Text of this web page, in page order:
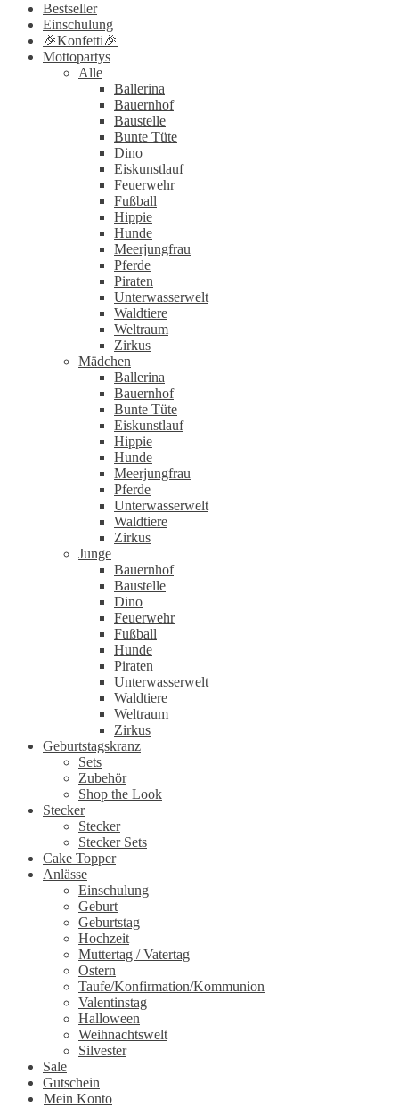
Bestseller
Einschulung
🎉Konfetti🎉
Mottopartys
Alle
Ballerina
Bauernhof
Baustelle
Bunte Tüte
Dino
Eiskunstlauf
Feuerwehr
Fußball
Hippie
Hunde
Meerjungfrau
Pferde
Piraten
Unterwasserwelt
Waldtiere
Weltraum
Zirkus
Mädchen
Ballerina
Bauernhof
Bunte Tüte
Eiskunstlauf
Hippie
Hunde
Meerjungfrau
Pferde
Unterwasserwelt
Waldtiere
Zirkus
Junge
Bauernhof
Baustelle
Dino
Feuerwehr
Fußball
Hunde
Piraten
Unterwasserwelt
Waldtiere
Weltraum
Zirkus
Geburtstagskranz
Sets
Zubehör
Shop the Look
Stecker
Stecker
Stecker Sets
Cake Topper
Anlässe
Einschulung
Geburt
Geburtstag
Hochzeit
Muttertag / Vatertag
Ostern
Taufe/Konfirmation/Kommunion
Valentinstag
Halloween
Weihnachtswelt
Silvester
Sale
Gutschein
Mein Konto